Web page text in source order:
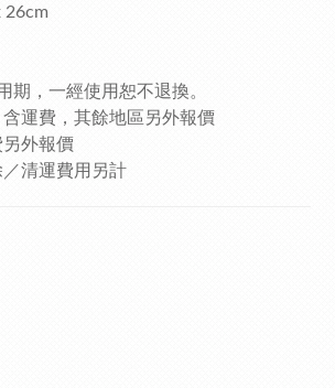
26cm
期，一經使用恕不退換。
運費，其餘地區另外報價
外報價
清運費用另計